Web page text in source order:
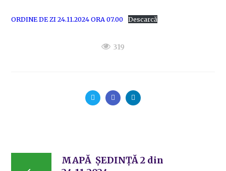
ORDINE DE ZI 24.11.2024 ORA 07.00 Descarcă
319
MAPĂ ȘEDINȚĂ 2 din